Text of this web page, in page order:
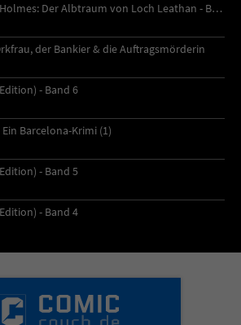
Im Kopf von Sherlock Holmes: Der Albtraum von Loch Leathan - Buch 1
der Bankier & die Auftragsmörderin
- Band 6
Barcelona-Krimi (1)
- Band 5
- Band 4